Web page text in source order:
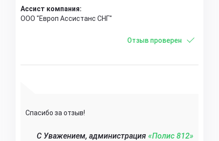
Ассист компания:
ООО "Европ Ассистанс СНГ"
Отзыв проверен
Спасибо за отзыв!
C Уважением, администрация «Полис 812»‎